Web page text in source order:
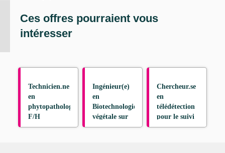
Ces offres pourraient vous
intéresser
Technicien.ne
en
phytopathologie
F/H
Ingénieur(e)
en
Biotechnologie
végétale sur
bananier
Chercheur.se
en
télédétection
pour le suivi
des